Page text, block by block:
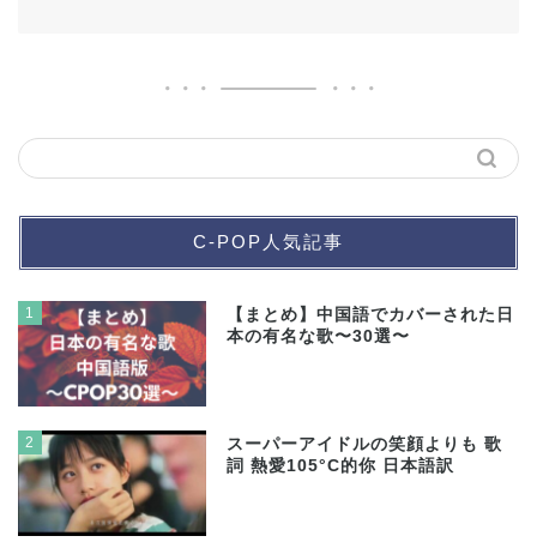
C-POP人気記事
1
【まとめ】中国語でカバーされた日
本の有名な歌〜30選〜
2
スーパーアイドルの笑顔よりも 歌
詞 熱愛105°C的你 日本語訳